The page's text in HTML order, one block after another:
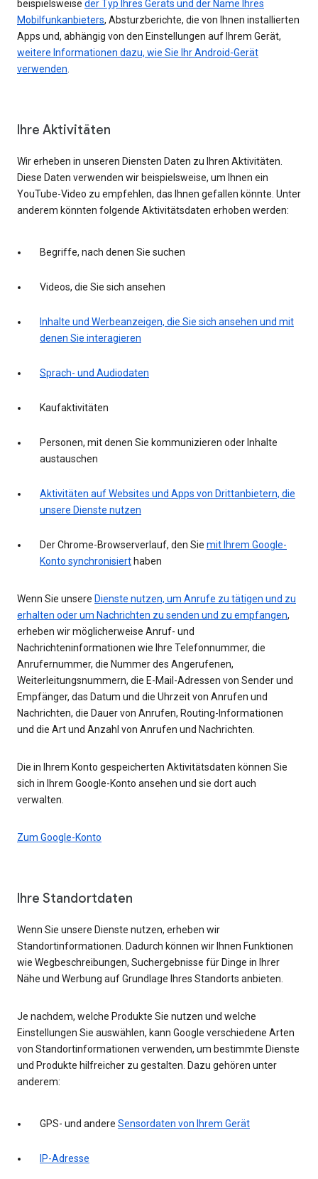
beispielsweise der Typ Ihres Geräts und der Name Ihres
Mobilfunkanbieters, Absturzberichte, die von Ihnen installierten
Apps und, abhängig von den Einstellungen auf Ihrem Gerät,
weitere Informationen dazu, wie Sie Ihr Android-Gerät
verwenden.
Ihre Aktivitäten
Wir erheben in unseren Diensten Daten zu Ihren Aktivitäten.
Diese Daten verwenden wir beispielsweise, um Ihnen ein
YouTube-Video zu empfehlen, das Ihnen gefallen könnte. Unter
anderem könnten folgende Aktivitätsdaten erhoben werden:
Begriffe, nach denen Sie suchen
Videos, die Sie sich ansehen
Inhalte und Werbeanzeigen, die Sie sich ansehen und mit
denen Sie interagieren
Sprach- und Audiodaten
Kaufaktivitäten
Personen, mit denen Sie kommunizieren oder Inhalte
austauschen
Aktivitäten auf Websites und Apps von Drittanbietern, die
unsere Dienste nutzen
Der Chrome-Browserverlauf, den Sie mit Ihrem Google-
Konto synchronisiert haben
Wenn Sie unsere Dienste nutzen, um Anrufe zu tätigen und zu
erhalten oder um Nachrichten zu senden und zu empfangen,
erheben wir möglicherweise Anruf- und
Nachrichteninformationen wie Ihre Telefonnummer, die
Anrufernummer, die Nummer des Angerufenen,
Weiterleitungsnummern, die E-Mail-Adressen von Sender und
Empfänger, das Datum und die Uhrzeit von Anrufen und
Nachrichten, die Dauer von Anrufen, Routing-Informationen
und die Art und Anzahl von Anrufen und Nachrichten.
Die in Ihrem Konto gespeicherten Aktivitätsdaten können Sie
sich in Ihrem Google-Konto ansehen und sie dort auch
verwalten.
Zum Google-Konto
Ihre Standortdaten
Wenn Sie unsere Dienste nutzen, erheben wir
Standortinformationen. Dadurch können wir Ihnen Funktionen
wie Wegbeschreibungen, Suchergebnisse für Dinge in Ihrer
Nähe und Werbung auf Grundlage Ihres Standorts anbieten.
Je nachdem, welche Produkte Sie nutzen und welche
Einstellungen Sie auswählen, kann Google verschiedene Arten
von Standortinformationen verwenden, um bestimmte Dienste
und Produkte hilfreicher zu gestalten. Dazu gehören unter
anderem:
GPS- und andere Sensordaten von Ihrem Gerät
IP-Adresse